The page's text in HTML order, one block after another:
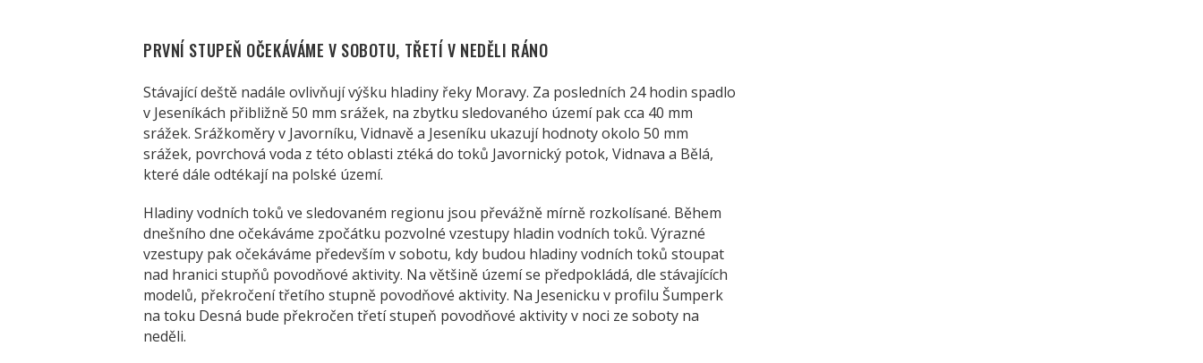
PRVNÍ STUPEŇ OČEKÁVÁME V SOBOTU, TŘETÍ V NEDĚLI RÁNO
Stávající deště nadále ovlivňují výšku hladiny řeky Moravy. Za posledních 24 hodin spadlo
v Jeseníkách přibližně 50 mm srážek, na zbytku sledovaného území pak cca 40 mm
srážek. Srážkoměry v Javorníku, Vidnavě a Jeseníku ukazují hodnoty okolo 50 mm
srážek, povrchová voda z této oblasti ztéká do toků Javornický potok, Vidnava a Bělá,
které dále odtékají na polské území.
Hladiny vodních toků ve sledovaném regionu jsou převážně mírně rozkolísané. Během
dnešního dne očekáváme zpočátku pozvolné vzestupy hladin vodních toků. Výrazné
vzestupy pak očekáváme především v sobotu, kdy budou hladiny vodních toků stoupat
nad hranici stupňů povodňové aktivity. Na většině území se předpokládá, dle stávajících
modelů, překročení třetího stupně povodňové aktivity. Na Jesenicku v profilu Šumperk
na toku Desná bude překročen třetí stupeň povodňové aktivity v noci ze soboty na
neděli.